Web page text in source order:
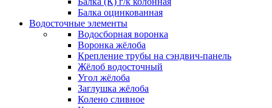
Балка оцинкованная
Водосточные элементы
Водосборная воронка
Воронка жёлоба
Крепление трубы на сэндвич-панель
Жёлоб водосточный
Угол жёлоба
Заглушка жёлоба
Колено сливное